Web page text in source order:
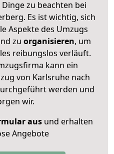
zu beachten bei
Es ist wichtig, sich
Aspekte des Umzugs
zu organisieren, um
reibungslos verläuft.
kann ein
von Karlsruhe nach
werden und
wir.
ausund erhalten
Angebote